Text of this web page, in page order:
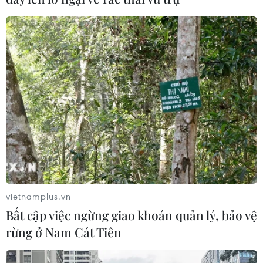
VN-Index có khả năng sẽ đi lên quanh
vùng 1.350-1.370 điểm
11/09/2021 03:14
Thị trường chứng kiến một tuần giao dịch giằng co,
song thanh khoản duy trì ở mức cao trong bối cảnh các
chỉ số chính tăng nhẹ và điều này cho thấy dòng tiền
luân chuyển nhanh giữa các nhóm cổ phiếu.
vietnamplus.vn
Bất cập việc ngừng giao khoán quản lý, bảo vệ
rừng ở Nam Cát Tiên